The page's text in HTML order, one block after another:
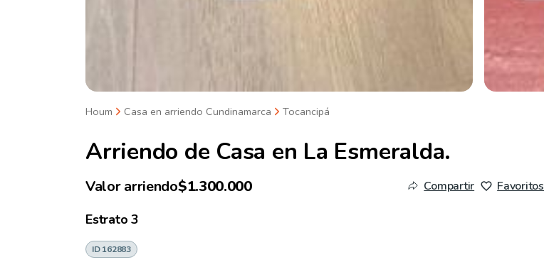
Houm Casa en arriendo Cundinamarca Tocancipá
Arriendo de Casa en La Esmeralda.
Valor arriendo$1.300.000 Compartir Favoritos
Estrato3
ID 162883